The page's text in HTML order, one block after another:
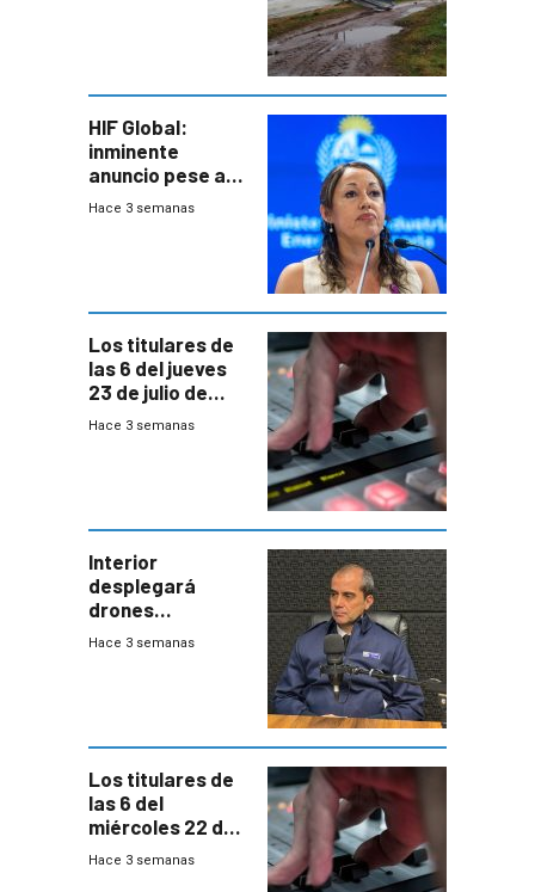
HIF Global:
inminente
anuncio pese a
declaración de
gobierno
Hace 3 semanas
Los titulares de
las 6 del jueves
23 de julio de
2026
Hace 3 semanas
Interior
desplegará
drones
autónomos para
Hace 3 semanas
Los titulares de
las 6 del
miércoles 22 de
julio de 2026
Hace 3 semanas